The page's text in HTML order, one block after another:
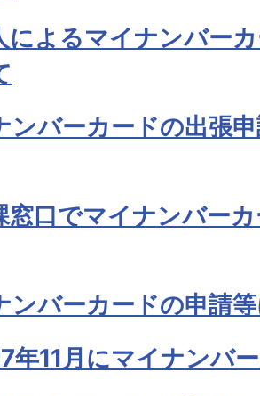
によるマイナンバー
ンバーカードの出張
窓口でマイナンバー
ンバーカードの申請
年11月にマイナンバ